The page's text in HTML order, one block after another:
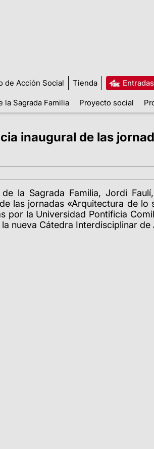
de Acción Social Tienda Entradas
la Sagrada Familia Proyecto social
inaugural de las
la Sagrada Familia, Jordi
las jornadas «Arquitectura de
por la Universidad Pontificia
nueva Cátedra Interdisciplinar de